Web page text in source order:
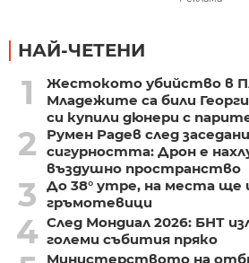
НАЙ-ЧЕТЕНИ
1
Жестокото убийство в
Младежите са били
си купили дюнери с
2
Румен Радев след
сигурността: Дрон е
въздушно пространство
3
До 38° утре, на места ще
гръмотевици
4 След Мондиал 2026: БНТ
големи събития пряко
Министерството на